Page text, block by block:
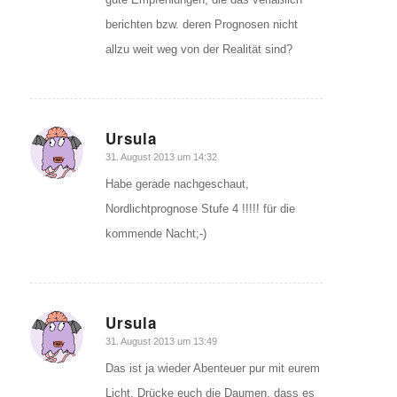
berichten bzw. deren Prognosen nicht
allzu weit weg von der Realität sind?
Ursula
sagte:
31. August 2013 um 14:32
Habe gerade nachgeschaut,
Nordlichtprognose Stufe 4 !!!!! für die
kommende Nacht;-)
Ursula
sagte:
31. August 2013 um 13:49
Das ist ja wieder Abenteuer pur mit eurem
Licht. Drücke euch die Daumen, dass es